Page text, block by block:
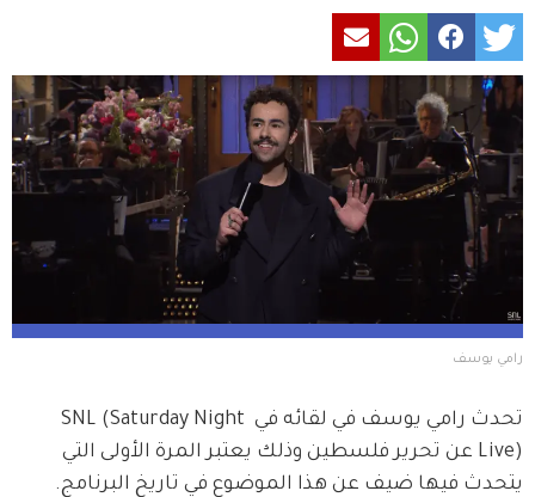
رامي يوسف
تحدث رامي يوسف في لقائه في SNL (Saturday Night
Live) عن تحرير فلسطين وذلك يعتبر المرة الأولى التي
يتحدث فيها ضيف عن هذا الموضوع في تاريخ البرنامج.